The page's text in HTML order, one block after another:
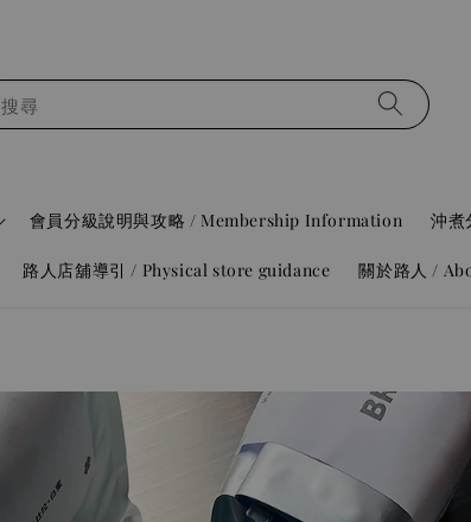
搜尋
會員分級說明與攻略 / Membership Information 沖煮
路人店舖導引 / Physical store guidance 關於路人 /